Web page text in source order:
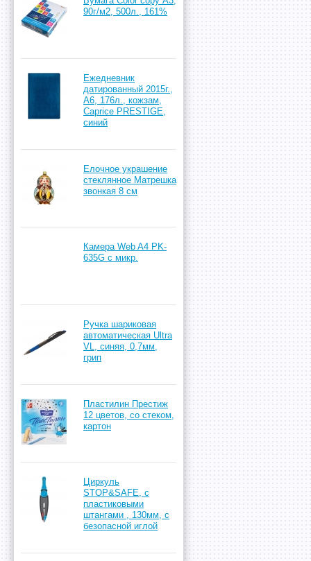
90г/м2, 500л., 161%
Ежедневник
датированный 2015г.,
А6, 176л., кожзам,
Caprice PRESTIGE,
синий
Елочное украшение
стеклянное Матрешка
звонкая 8 см
Камера Web A4 PK-
635G с микр.
Ручка шариковая
автоматическая Ultra
VL, синяя, 0,7мм,
грип
Пластилин Престиж
12 цветов, со стеком,
картон
Циркуль
STOP&SAFE, с
пластиковыми
штангами , 130мм, с
безопасной иглой